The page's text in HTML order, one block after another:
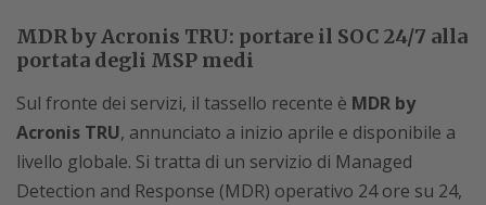
MDR by Acronis TRU: portare il SOC 24/7 alla
portata degli MSP medi
Sul fronte dei servizi, il tassello recente è MDR by
Acronis TRU, annunciato a inizio aprile e disponibile a
livello globale. Si tratta di un servizio di Managed
Detection and Response (MDR) operativo 24 ore su 24,